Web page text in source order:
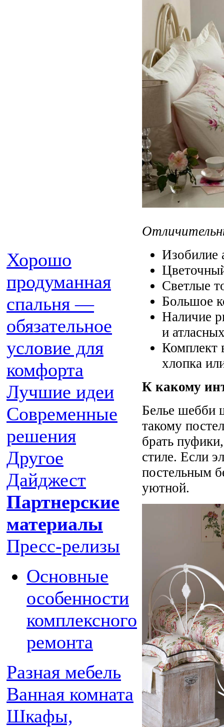
Хорошо
продуманная
спальня —
обязательное
условие для
комфорта
Лучшие идеи
Современные
решения
Другое
Дайджест
Партнерские
материалы
Пресс-релизы
Основные
особенности
комплексного
ремонта
Разная мебель
Ванная комната
Шкафы,
Изобилие
Светлые
Большое
Наличие
и
Комплект
хлопка
К какому
Белье шебби
такому
брать
стиле. Если
постельным
уютной.